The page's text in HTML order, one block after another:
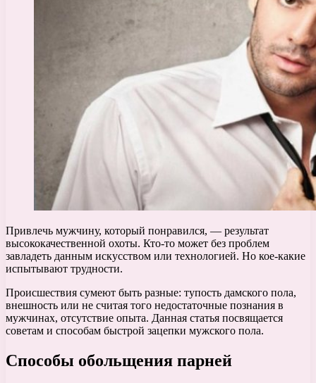
Привлечь мужчину, который понравился, — результат
высококачественной охоты. Кто-то может без проблем
завладеть данным искусством или технологией. Но кое-какие
испытывают трудности.
Происшествия сумеют быть разные: тупость дамского пола,
внешность или не считая того недостаточные познания в
мужчинах, отсутствие опыта. Данная статья посвящается
советам и способам быстрой зацепки мужского пола.
Способы обольщения парней